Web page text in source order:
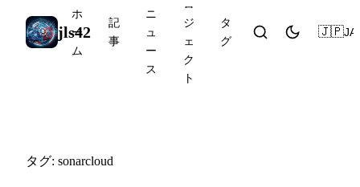
jls42
ホ
ー
ム
記
事
ニ
ュ
ー
ス
ロ
ジ
ェ
ク
ト
タ
グ
🇯🇵JA
タグ: sonarcloud